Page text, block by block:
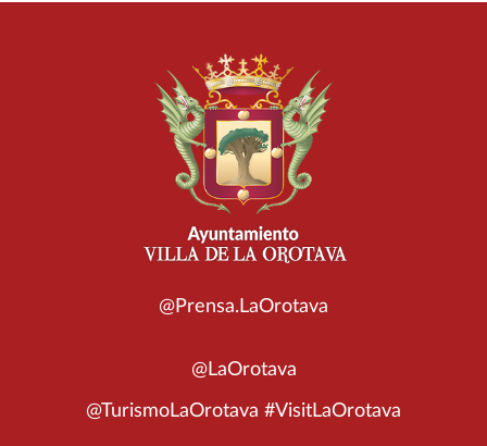
@Prensa.LaOrotava
@LaOrotava
@TurismoLaOrotava #VisitLaOrotava